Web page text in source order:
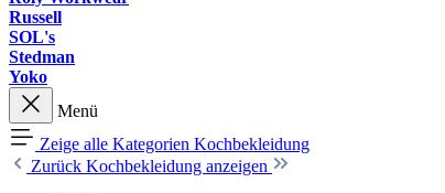
Russell
SOL's
Stedman
Yoko
Menü
Zeige alle Kategorien Kochbekleidung
Zurück Kochbekleidung anzeigen